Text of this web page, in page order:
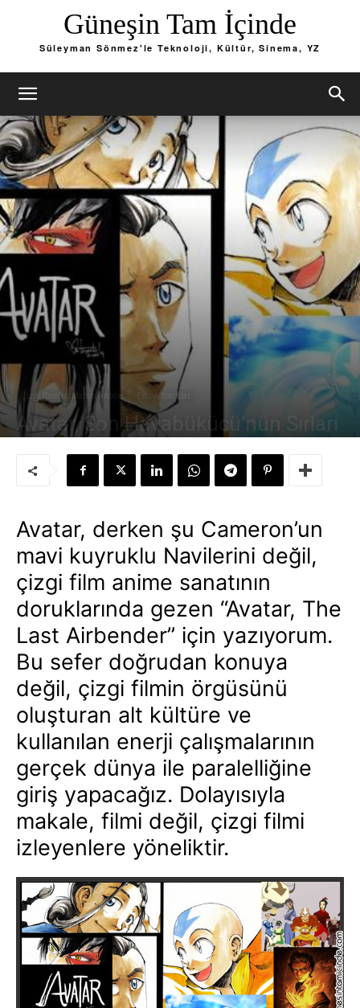
Güneşin Tam İçinde
Süleyman Sönmez'le Teknoloji, Kültür, Sinema, YZ
Çizgi Roman Manga Anime En İyi Konular
Avatar, Son Havabükücü’nün Sırları
Avatar, derken şu Cameron’un
mavi kuyruklu Navilerini değil,
çizgi film anime sanatının
doruklarında gezen “Avatar, The
Last Airbender” için yazıyorum.
Bu sefer doğrudan konuya
değil, çizgi filmin örgüsünü
oluşturan alt kültüre ve
kullanılan enerji çalışmalarının
gerçek dünya ile paralelliğine
giriş yapacağız. Dolayısıyla
makale, filmi değil, çizgi filmi
izleyenlere yöneliktir.